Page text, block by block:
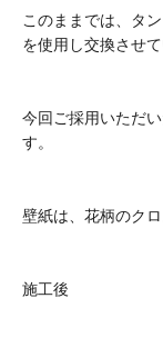
このままでは、タ
を使用し交換させ
今回ご採用いただ
す。
壁紙は、花柄のク
施工後